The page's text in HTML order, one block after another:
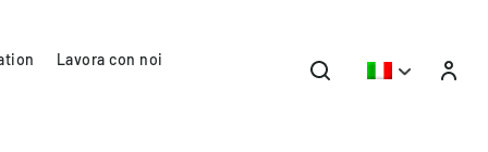
Lavora con noi